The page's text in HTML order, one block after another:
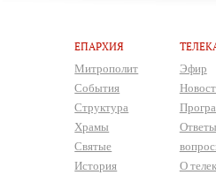
ЕПАРХИЯ
Митрополит
События
Структура
Храмы
Святые
История
Эфир
О